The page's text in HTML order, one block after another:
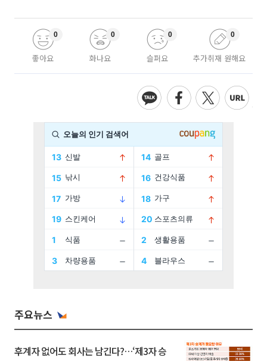
좋아요
0
화나요
0
슬퍼요
0
추가취재 원해요
0
주요뉴스
후계자 없어도 회사는 남긴다?…‘제3자 승